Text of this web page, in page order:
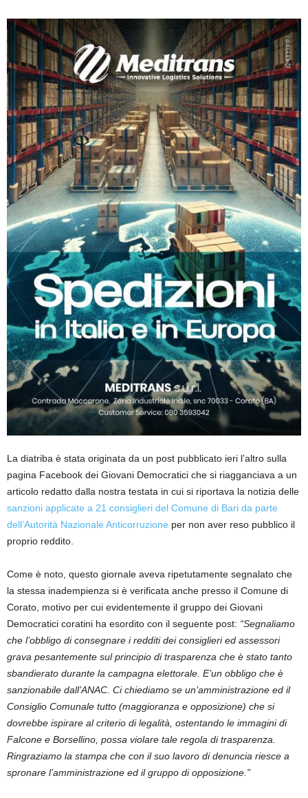
La diatriba è stata originata da un post pubblicato ieri l’altro sulla
pagina Facebook dei Giovani Democratici che si riagganciava a un
articolo redatto dalla nostra testata in cui si riportava la notizia delle
sanzioni applicate a 21 consiglieri del Comune di Bari da parte
dell’Autorità Nazionale Anticorruzione per non aver reso pubblico il
proprio reddito.
Come è noto, questo giornale aveva ripetutamente segnalato che
la stessa inadempienza si è verificata anche presso il Comune di
Corato, motivo per cui evidentemente il gruppo dei Giovani
Democratici coratini ha esordito con il seguente post: “Segnaliamo
che l’obbligo di consegnare i redditi dei consiglieri ed assessori
grava pesantemente sul principio di trasparenza che è stato tanto
sbandierato durante la campagna elettorale. E’un obbligo che è
sanzionabile dall’ANAC. Ci chiediamo se un’amministrazione ed il
Consiglio Comunale tutto (maggioranza e opposizione) che si
dovrebbe ispirare al criterio di legalità, ostentando le immagini di
Falcone e Borsellino, possa violare tale regola di trasparenza.
Ringraziamo la stampa che con il suo lavoro di denuncia riesce a
spronare l’amministrazione ed il gruppo di opposizione.”